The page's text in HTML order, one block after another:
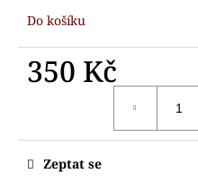
Do košíku
350 Kč
Zeptat se
e
m
VYKRAJOVÁTKA
KALENDÁŘ